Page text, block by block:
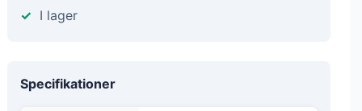
I lager
Specifikationer